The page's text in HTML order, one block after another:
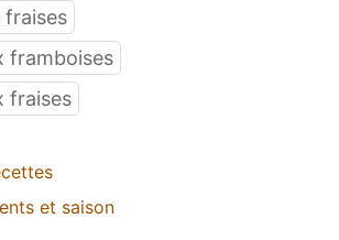
fraises
framboises
fraises
et saison